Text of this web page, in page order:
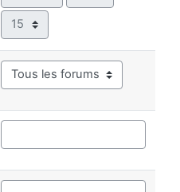
Minute